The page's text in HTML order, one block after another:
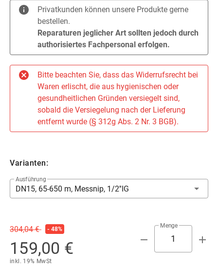
Privatkunden können unsere Produkte gerne
bestellen.
Reparaturen jeglicher Art sollten jedoch durch
authorisiertes Fachpersonal erfolgen.
Bitte beachten Sie, dass das Widerrufsrecht bei
Waren erlischt, die aus hygienischen oder
gesundheitlichen Gründen versiegelt sind,
sobald die Versiegelung nach der Lieferung
entfernt wurde (§ 312g Abs. 2 Nr. 3 BGB).
Varianten:
Ausführung
DN15, 65-650 m, Messnip, 1/2''IG
304,04 € - 48%
159,00 €
inkl. 19% MwSt
Menge